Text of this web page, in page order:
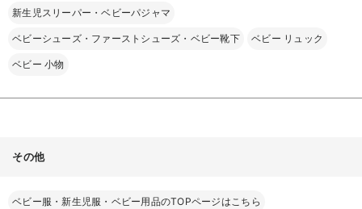
新生児スリーパー・ベビーパジャマ
ベビーシューズ・ファーストシューズ・ベビー靴下 ベビー リュック
ベビー 小物
その他
ベビー服・新生児服・ベビー用品のTOPページはこちら